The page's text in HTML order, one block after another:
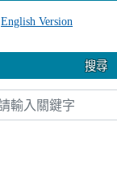
English Version
搜尋